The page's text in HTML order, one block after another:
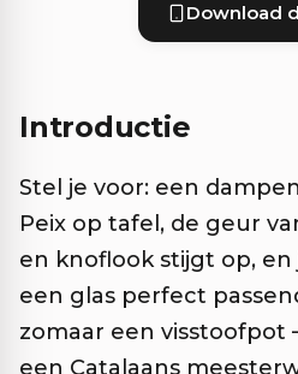
Download
Introductie
Stel je voor: een
Peix op tafel, de geur
en knoflook stijgt op,
een glas perfect
zomaar een visstoofpot
een Catalaans